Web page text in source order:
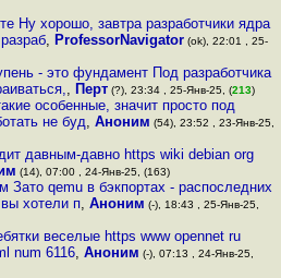
Ну хорошо, завтра разработчики ядра
, ProfessorNavigator(ok), 22:01 , 25-
- это фундамент Под разработчика
, Перт(?), 23:34 , 25-Янв-25, (213)
особенные, значит просто под
не буд, Аноним (54), 23:52 , 23-Янв-25,
давным-давно https wiki debian org
(14), 07:00 , 24-Янв-25, (163)
Зато qemu в бэкпортах - распоследних
хотели п,Аноним (-), 18:43 , 25-Янв-25,
веселые https www opennet ru
num 6116, Аноним (-), 07:13 , 24-Янв-25,